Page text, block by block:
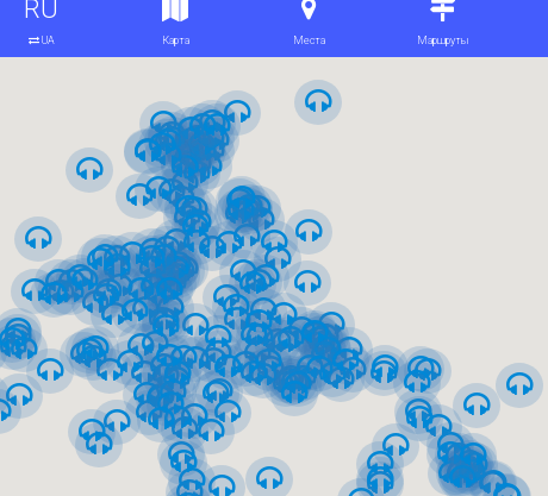
Крещатый парк
Мариинский парк и Городской сад